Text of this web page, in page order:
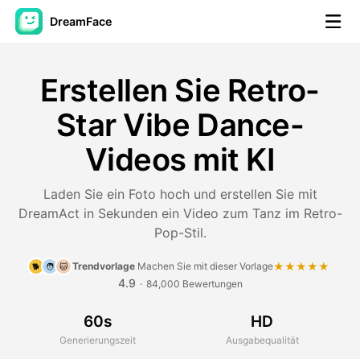
DreamFace
KI-Tools
Avatar-Video
KI-Video
KI-Fotos
Weitere Instrumente
Alle Tools anzeigen
Erstellen Sie Retro-
Star Vibe Dance-
Videos mit KI
Laden Sie ein Foto hoch und erstellen Sie mit
DreamAct in Sekunden ein Video zum Tanz im Retro-
Pop-Stil.
🐕 🧑 🐱 Trendvorlage Machen Sie mit dieser Vorlage★★★★★
4.9 · 84,000 Bewertungen
60s
Generierungszeit
HD
Ausgabequalität